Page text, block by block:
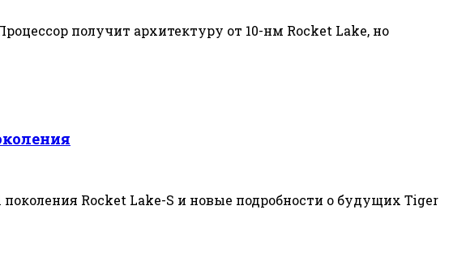
получит архитектуру от 10-нм Rocket Lake, но
Rocket Lake-S и новые подробности о будущих Tiger